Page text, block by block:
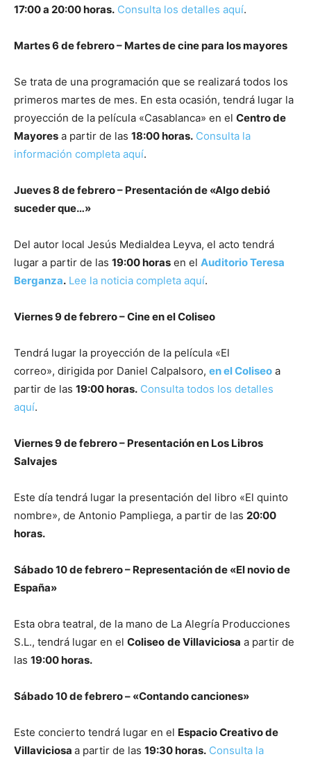
17:00 a 20:00 horas. Consulta los detalles aquí.
Martes 6 de febrero – Martes de cine para los mayores
Se trata de una programación que se realizará todos los
primeros martes de mes. En esta ocasión, tendrá lugar la
proyección de la película «Casablanca» en el Centro de
Mayores a partir de las 18:00 horas. Consulta la
información completa aquí.
Jueves 8 de febrero – Presentación de «Algo debió
suceder que…»
Del autor local Jesús Medialdea Leyva, el acto tendrá
lugar a partir de las 19:00 horas en el Auditorio Teresa
Berganza. Lee la noticia completa aquí.
Viernes 9 de febrero – Cine en el Coliseo
Tendrá lugar la proyección de la película «El
correo», dirigida por Daniel Calpalsoro, en el Coliseo a
partir de las 19:00 horas. Consulta todos los detalles
aquí.
Viernes 9 de febrero – Presentación en Los Libros
Salvajes
Este día tendrá lugar la presentación del libro «El quinto
nombre», de Antonio Pampliega, a partir de las 20:00
horas.
Sábado 10 de febrero – Representación de «El novio de
España»
Esta obra teatral, de la mano de La Alegría Producciones
S.L., tendrá lugar en el Coliseo de Villaviciosa a partir de
las 19:00 horas.
Sábado 10 de febrero – «Contando canciones»
Este concierto tendrá lugar en el Espacio Creativo de
Villaviciosa a partir de las 19:30 horas. Consulta la